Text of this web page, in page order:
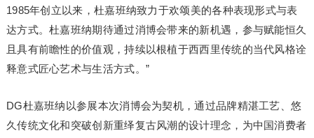
1985年创立以来，杜嘉班纳致力于欢颂美的各种表现形式与表
达方式。杜嘉班纳期待通过消博会带来的新机遇，参与赋能恒久
且具有前瞻性的价值观，持续以根植于西西里传统的当代风格诠
释意式匠心艺术与生活方式。”
DG杜嘉班纳以参展本次消博会为契机，通过品牌精湛工艺、悠
久传统文化和突破创新重绎复古风潮的设计理念，为中国消费者